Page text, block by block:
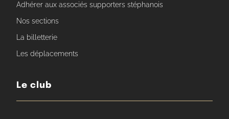
Adhérer aux associés supporters stéphanois
Nos sections
La billetterie
Les déplacements
Le club